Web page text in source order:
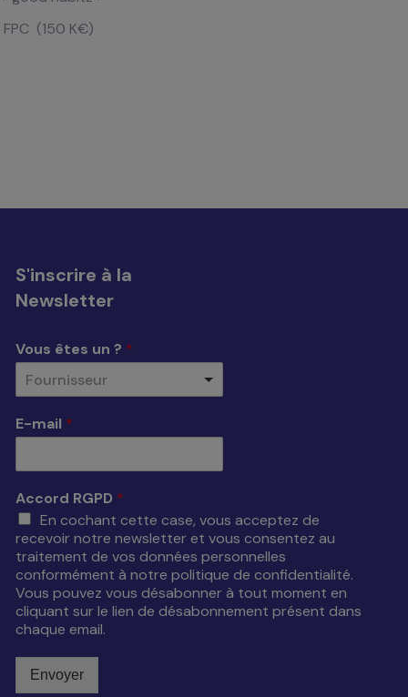
(150 K€)
S'inscrire à la
Newsletter
Vous êtes un ? *
Fournisseur
E-mail *
Accord RGPD *
En cochant cette case, vous acceptez de
recevoir notre newsletter et vous consentez au
traitement de vos données personnelles
conformément à notre politique de confidentialité.
Vous pouvez vous désabonner à tout moment en
cliquant sur le lien de désabonnement présent dans
chaque email.
Envoyer